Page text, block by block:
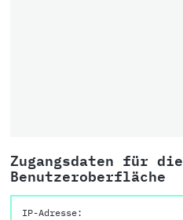
Zugangsdaten für die
Benutzeroberfläche
IP-Adresse: